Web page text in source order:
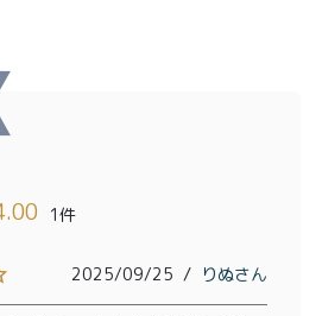
1
りぬ
2025/09/25